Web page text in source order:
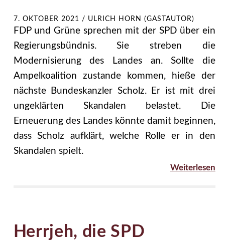
7. OKTOBER 2021 / ULRICH HORN (GASTAUTOR)
FDP und Grüne sprechen mit der SPD über ein
Regierungsbündnis. Sie streben die
Modernisierung des Landes an. Sollte die
Ampelkoalition zustande kommen, hieße der
nächste Bundeskanzler Scholz. Er ist mit drei
ungeklärten Skandalen belastet. Die
Erneuerung des Landes könnte damit beginnen,
dass Scholz aufklärt, welche Rolle er in den
Skandalen spielt.
Weiterlesen
Herrjeh, die SPD